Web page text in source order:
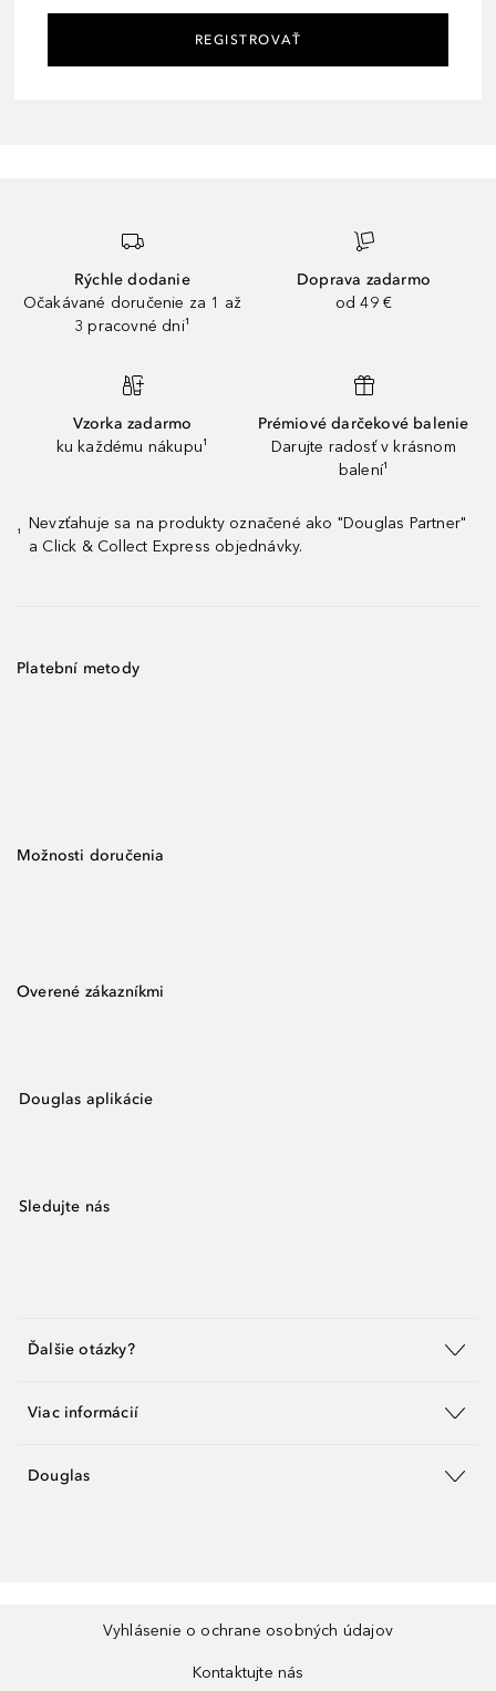
REGISTROVAŤ
Rýchle dodanie
Očakávané doručenie za 1 až
3 pracovné dni¹
Doprava zadarmo
od 49 €
Vzorka zadarmo
ku každému nákupu¹
Prémiové darčekové balenie
Darujte radosť v krásnom
balení¹
¹
Nevzťahuje sa na produkty označené ako "Douglas Partner"
a Click & Collect Express objednávky.
Platební metody
Možnosti doručenia
Overené zákazníkmi
Douglas aplikácie
Sledujte nás
Ďalšie otázky?
Viac informácií
Douglas
Vyhlásenie o ochrane osobných údajov
Kontaktujte nás